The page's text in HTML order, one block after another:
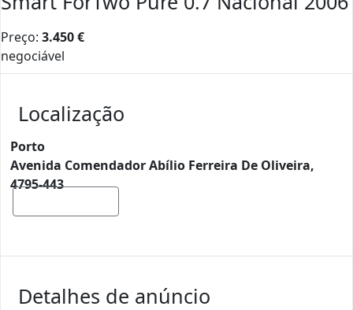
Preço: 3.450€
negociável
Localização
Porto
Avenida Comendador Abílio Ferreira De Oliveira,
4795-443
Detalhes de anúncio